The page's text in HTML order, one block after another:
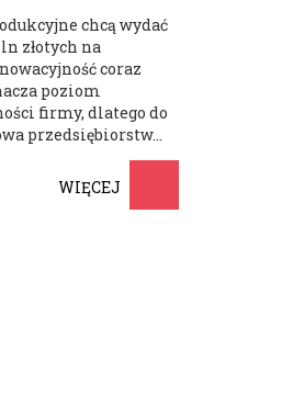
chcą wydać
złotych na
coraz
poziom
firmy, dlatego do
przedsiębiorstw...
WIĘCEJ